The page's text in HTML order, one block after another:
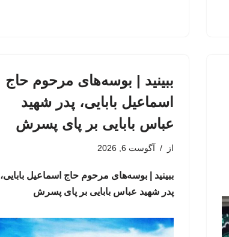
ببینید | بوسه‌های مرحوم حاج
اسماعیل بابایی، پدر شهید
عباس بابایی بر پای پسرش
از آگوست 6, 2026
ببینید | بوسه‌های مرحوم حاج اسماعیل بابایی،
پدر شهید عباس بابایی بر پای پسرش